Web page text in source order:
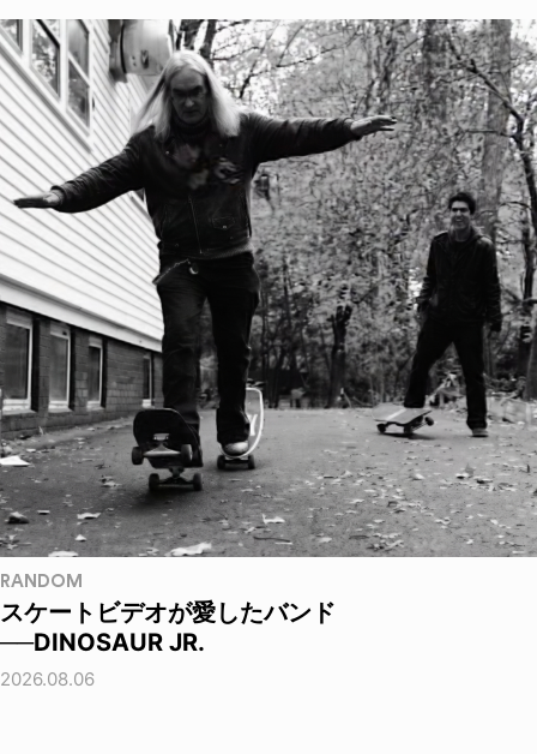
RANDOM
スケートビデオが愛したバンド
──DINOSAUR JR.
2026.08.06